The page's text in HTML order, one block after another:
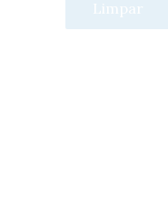
Limpar